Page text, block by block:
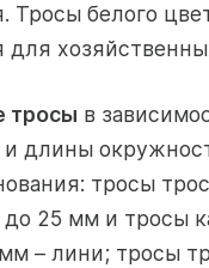
Тросы белого
для
тросы в
и длины
тросы
25 мм и тросы
– лини; тросы